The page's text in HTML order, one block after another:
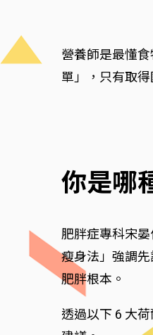
營養師是最懂
單」，只有取
你是哪
肥胖症專科宋
瘦身法」強調
肥胖根本。
透過以下 6 大